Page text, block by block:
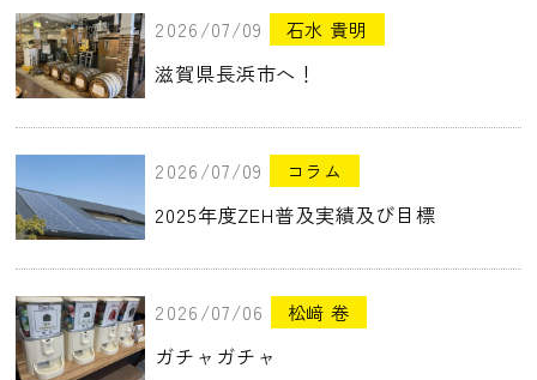
2026/07/09 石水 貴明
滋賀県長浜市へ！
2026/07/09 コラム
2025年度ZEH普及実績及び目標
2026/07/06 松﨑 卷
ガチャガチャ